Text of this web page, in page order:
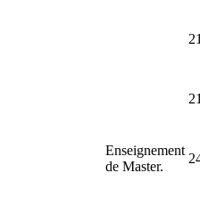
Enseignement
de Master.